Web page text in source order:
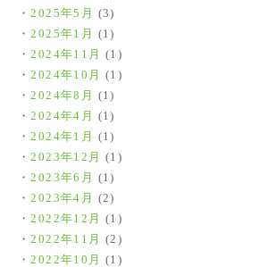
2025年5月
(3)
2025年1月
(1)
2024年11月
(1)
2024年10月
(1)
2024年8月
(1)
2024年4月
(1)
2024年1月
(1)
2023年12月
(1)
2023年6月
(1)
2023年4月
(2)
2022年12月
(1)
2022年11月
(2)
2022年10月
(1)